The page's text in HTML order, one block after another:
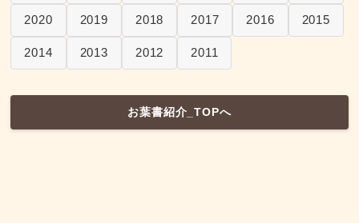
2020 2019 2018 2017 2016 2015
2014 2013 2012 2011
お葉書紹介_TOPへ